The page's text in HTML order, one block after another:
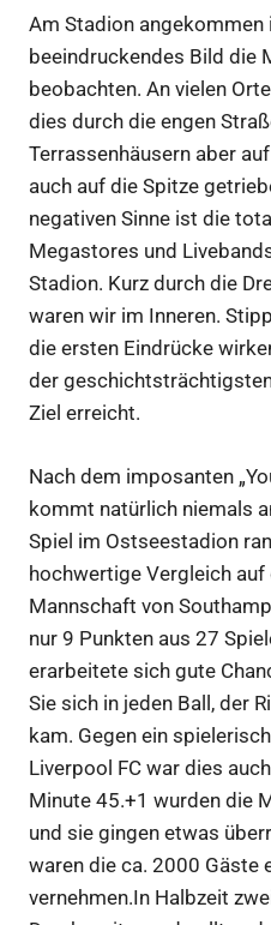
Am Stadion
beeindruckendes Bild die
beobachten. An vielen
dies durch die engen
Terrassenhäusern aber
auch auf die Spitze
negativen Sinne ist die
Megastores und
Stadion. Kurz durch die
waren wir im Inneren.
die ersten Eindrücke
der
Ziel erreicht.
Nach dem imposanten
kommt natürlich niemals
Spiel im Ostseestadion
hochwertige Vergleich auf
Mannschaft von
nur 9 Punkten aus 27
erarbeitete sich gute
Sie sich in jeden Ball, der
kam. Gegen ein
Liverpool FC war dies
Minute 45.+1 wurden die
und sie gingen etwas
waren die ca. 2000 Gäste
vernehmen.In Halbzeit